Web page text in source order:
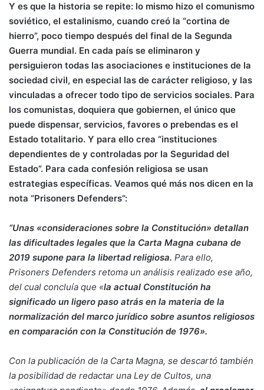
Y es que la historia se repite: lo mismo hizo el comunismo
soviético, el estalinismo, cuando creó la “cortina de
hierro”, poco tiempo después del final de la Segunda
Guerra mundial. En cada país se eliminaron y
persiguieron todas las asociaciones e instituciones de la
sociedad civil, en especial las de carácter religioso, y las
vinculadas a ofrecer todo tipo de servicios sociales. Para
los comunistas, doquiera que gobiernen, el único que
puede dispensar, servicios, favores o prebendas es el
Estado totalitario. Y para ello crea “instituciones
dependientes de y controladas por la Seguridad del
Estado”. Para cada confesión religiosa se usan
estrategias específicas. Veamos qué más nos dicen en la
nota “Prisoners Defenders”:
“Unas «consideraciones sobre la Constitución» detallan
las dificultades legales que la Carta Magna cubana de
2019 supone para la libertad religiosa. Para ello,
Prisoners Defenders retoma un análisis realizado ese año,
del cual concluía que «la actual Constitución ha
significado un ligero paso atrás en la materia de la
normalización del marco jurídico sobre asuntos religiosos
en comparación con la Constitución de 1976».
Con la publicación de la Carta Magna, se descartó también
la posibilidad de redactar una Ley de Cultos, una